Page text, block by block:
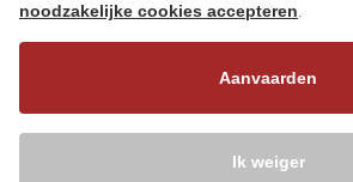
noodzakelijke cookies accepteren
Aanvaarden
Ik weiger